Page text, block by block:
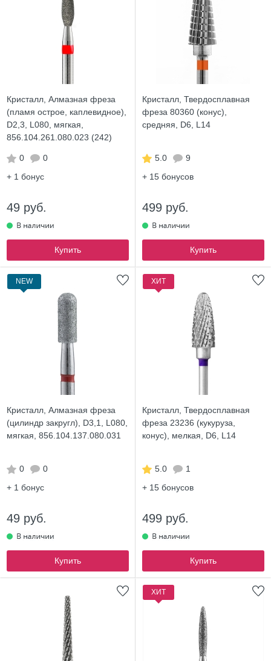
Кристалл, Алмазная фреза
(пламя острое, каплевидное),
D2,3, L080, мягкая,
856.104.261.080.023 (242)
0
0
+ 1 бонус
49 руб.
Купить
Кристалл, Твердосплавная
фреза 80360 (конус),
средняя, D6, L14
5.0
9
+ 15 бонусов
499 руб.
Купить
NEW
Кристалл, Алмазная фреза
(цилиндр закругл), D3,1, L080,
мягкая, 856.104.137.080.031
0
0
+ 1 бонус
49 руб.
Купить
ХИТ
Кристалл, Твердосплавная
фреза 23236 (кукуруза,
конус), мелкая, D6, L14
5.0
1
+ 15 бонусов
499 руб.
Купить
ХИТ